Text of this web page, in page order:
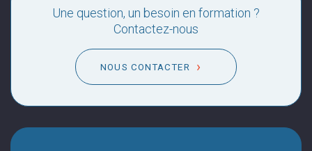
Une question, un besoin en formation ?
Contactez-nous
NOUS CONTACTER